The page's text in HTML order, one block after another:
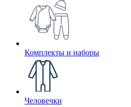
Комплекты и наборы
Человечки